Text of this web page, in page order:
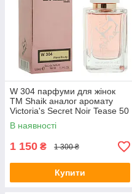
W 304 парфуми для жінок
ТМ Shaik аналог аромату
Victoria's Secret Noir Tease 50
ml
В наявності
1 150 ₴ 1 300 ₴
Купити